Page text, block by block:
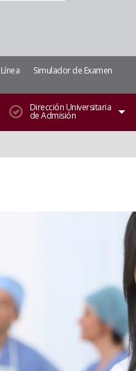
Simulador de Examen
Dirección Universitaria
de Admisión